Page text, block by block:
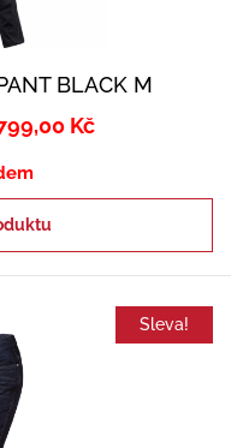
BLACK M
Kč
Sleva!